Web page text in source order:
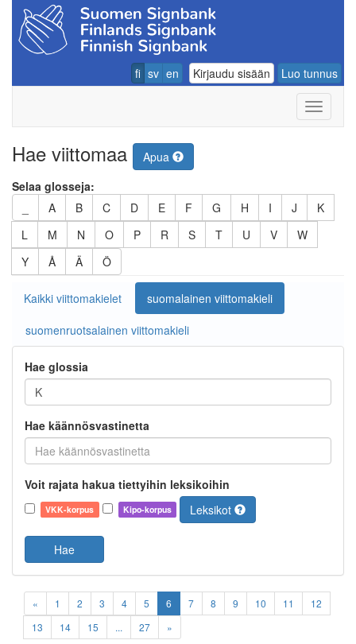
fi sv en Kirjaudu sisään Luo tunnus
Hae viittomaa
Apua
Selaa glosseja:
A B C D E F G H I J
K
L
M N O P R S T U V
W
Y
Å Ä Ö
Kaikki viittomakielet
suomalainen viittomakieli
suomenruotsalainen viittomakieli
Hae glossia
Hae käännösvastinetta
Voit rajata hakua tiettyihin leksikoihin
VKK-korpus Kipo-korpus Leksikot
Hae
« 1 2 3 4 5 6 7 8 9 10 11
12
13
14 15 ... 27 »